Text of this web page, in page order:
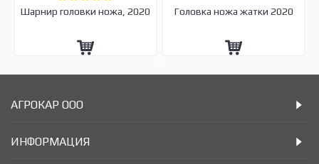
Шарнир головки ножа, 2020 Головка ножа жатки 2020
АГРОКАР ООО
ИНФОРМАЦИЯ